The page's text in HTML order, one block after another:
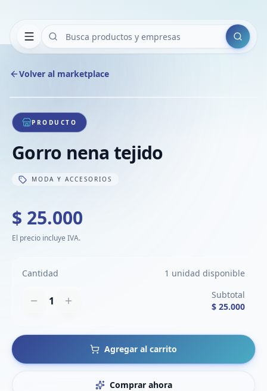
Buscar
Volver al marketplace
1/1
PRODUCTO
Gorro nena tejido
MODA Y ACCESORIOS
$ 25.000
El precio incluye IVA.
Cantidad 1 unidad disponible
1
Subtotal
$ 25.000
Agregar al carrito
Comprar ahora